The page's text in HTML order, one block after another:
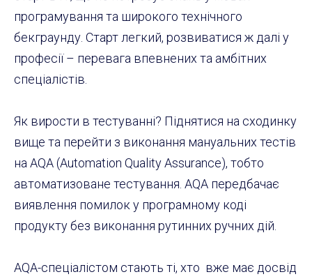
програмування та широкого технічного
бекграунду. Старт легкий, розвиватися ж далі у
професії – перевага впевнених та амбітних
спеціалістів.
Як вирости в тестуванні? Піднятися на сходинку
вище та перейти з виконання мануальних тестів
на AQA (Automation Quality Assurance), тобто
автоматизоване тестування . AQA передбачає
виявлення помилок у програмному коді
продукту без виконання рутинних ручних дій.
AQA-спеціалістом стають ті, хто вже має досвід